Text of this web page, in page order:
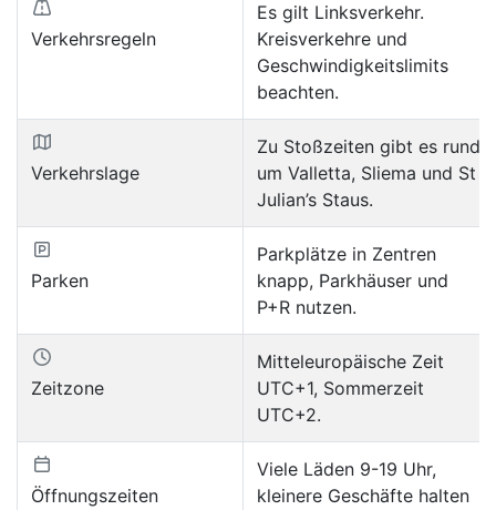
Verkehrsregeln
Es gilt Linksverkehr.
Kreisverkehre und
Geschwindigkeitslimits
beachten.
Verkehrslage
Zu Stoßzeiten gibt es rund
um Valletta, Sliema und St
Julian’s Staus.
Parken
Parkplätze in Zentren
knapp, Parkhäuser und
P+R nutzen.
Zeitzone
Mitteleuropäische Zeit
UTC+1, Sommerzeit
UTC+2.
Öffnungszeiten
Viele Läden 9-19 Uhr,
kleinere Geschäfte halten